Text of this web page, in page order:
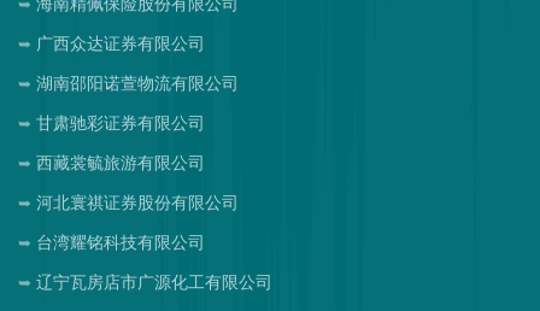
海南精佩保险股份有限公司
广西众达证券有限公司
湖南邵阳诺萱物流有限公司
甘肃驰彩证券有限公司
西藏裳毓旅游有限公司
河北寰祺证券股份有限公司
台湾耀铭科技有限公司
辽宁瓦房店市广源化工有限公司